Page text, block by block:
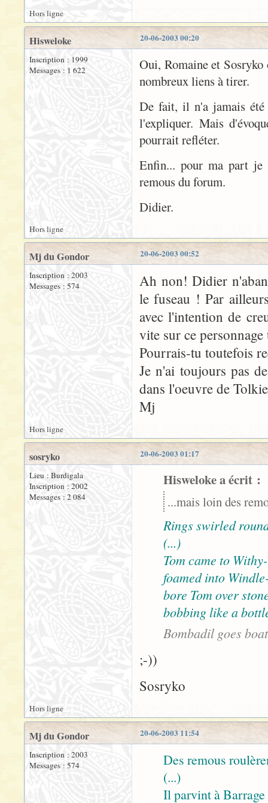
Hors ligne
20-06-2003 00:20
Hisweloke
Inscription : 1999
Messages : 1 622
Oui, Romaine et
nombreux liens à tirer.
De fait, il n'a jamais
l'expliquer. Mais
pourrait refléter.
Enfin... pour ma part je
remous du forum.
Didier.
Hors ligne
20-06-2003 00:52
Mj du Gondor
Inscription : 2003
Messages : 574
Ah non! Didier
le fuseau ! Par
avec l'intention de
vite sur ce
Pourrais-tu toutefois
Je n'ai toujours pas
dans l'oeuvre de
Mj
Hors ligne
20-06-2003 01:17
sosryko
Lieu : Burdigala
Inscription : 2002
Messages : 2 084
Hisweloke a écrit :
...mais loin des
Rings swirled
(...)
Tom came to
foamed into
bore Tom over
bobbing like a
Bombadil goes
;-))
Sosryko
Hors ligne
20-06-2003 11:54
Mj du Gondor
Inscription : 2003
Messages : 574
Des remous
(...)
Il parvint à